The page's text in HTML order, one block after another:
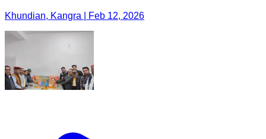
Khundian, Kangra | Feb 12, 2026